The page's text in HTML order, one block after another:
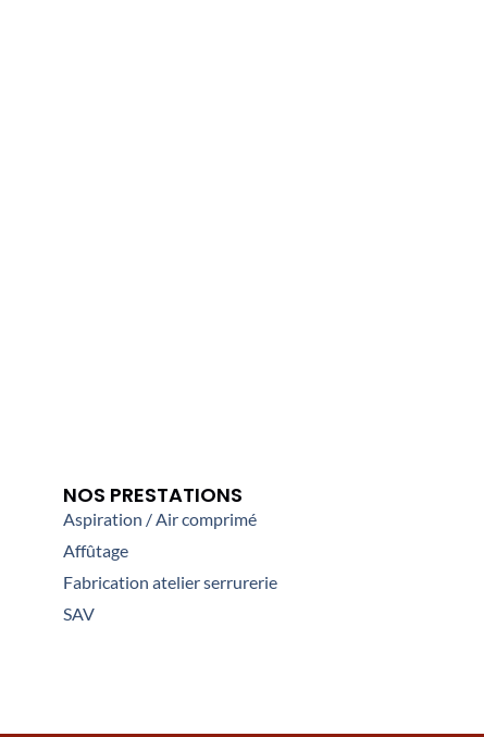
NOS PRESTATIONS
Aspiration / Air comprimé
Affûtage
Fabrication atelier serrurerie
SAV